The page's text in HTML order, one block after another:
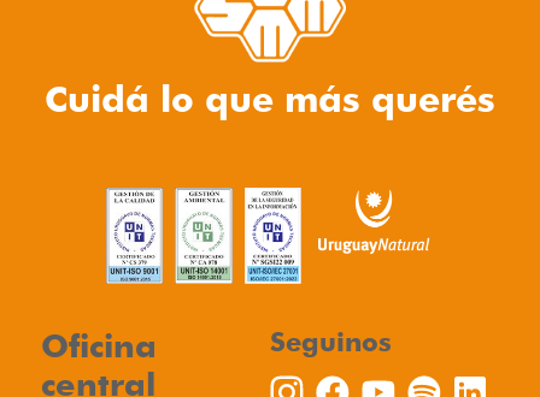
Cuidá lo que más querés
Oficina
central
Seguinos